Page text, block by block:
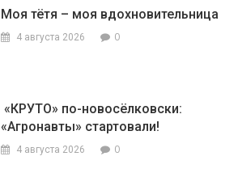
Моя тётя – моя вдохновительница
4 августа 2026 0
«КРУТО» по-новосёлковски:
«Агронавты» стартовали!
4 августа 2026 0